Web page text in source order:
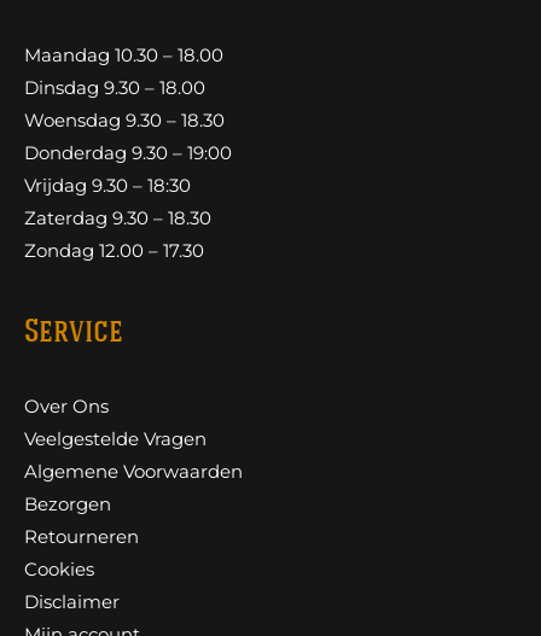
Maandag 10.30 – 18.00
Dinsdag 9.30 – 18.00
Woensdag 9.30 – 18.30
Donderdag 9.30 – 19:00
Vrijdag 9.30 – 18:30
Zaterdag 9.30 – 18.30
Zondag 12.00 – 17.30
Service
Over Ons
Veelgestelde Vragen
Algemene Voorwaarden
Bezorgen
Retourneren
Cookies
Disclaimer